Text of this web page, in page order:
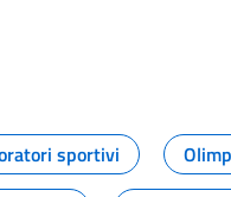
sportivi